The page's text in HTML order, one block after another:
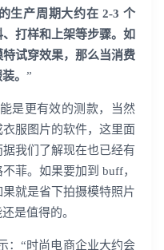
生产周期大约在 2-3 个
打样和上架等步骤。如
试穿效果，那么当消费
。 ”
是更有效的测款，当然
服图片的软件，这里面
我们了解现在也已经有
菲。 如果要加到 buff，
就是省下拍摄模特照片
是值得的。
：“时尚电商企业大约会